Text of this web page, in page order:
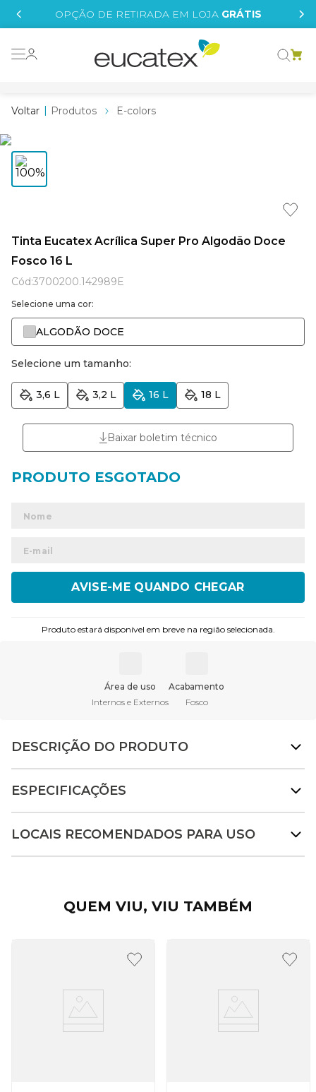
OPÇÃO DE RETIRADA EM LOJA GRÁTIS
Produtos E-colors
Tinta Eucatex Acrílica Super Pro Algodão Doce
Fosco 16 L
Cód:3700200.142989E
Selecione uma cor:
ALGODÃO DOCE
Selecione um tamanho:
3,6 L 3,2 L 16 L 18 L
Baixar boletim técnico
ENVIAR
Produto estará disponível em breve na região selecionada.
Área de uso
Internos e Externos
Acabamento
Fosco
DESCRIÇÃO DO PRODUTO
ESPECIFICAÇÕES
LOCAIS RECOMENDADOS PARA USO
QUEM VIU, VIU TAMBÉM
tinta
tinta